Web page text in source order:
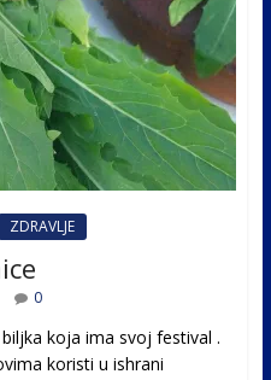
ZDRAVLJE
0
koja ima svoj festival .
koristi u ishrani